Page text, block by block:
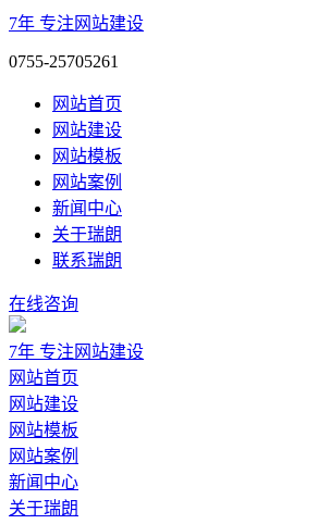
7年 专注网站建设
0755-25705261
网站首页
网站建设
网站模板
网站案例
新闻中心
关于瑞朗
联系瑞朗
在线咨询
7年 专注网站建设
网站首页
网站建设
网站模板
网站案例
新闻中心
关于瑞朗